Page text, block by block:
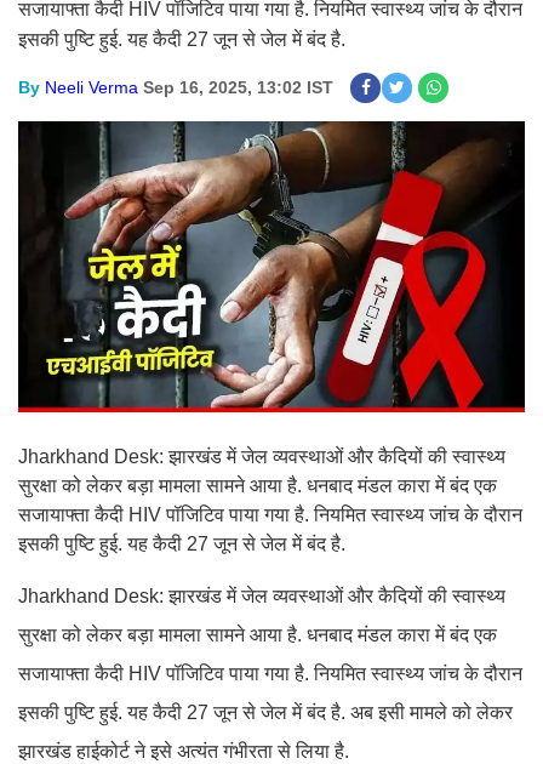
सजायाफ्ता कैदी HIV पॉजिटिव पाया गया है. नियमित स्वास्थ्य जांच के दौरान
इसकी पुष्टि हुई. यह कैदी 27 जून से जेल में बंद है.
By Neeli Verma Sep 16, 2025, 13:02 IST
Jharkhand Desk: झारखंड में जेल व्यवस्थाओं और कैदियों की स्वास्थ्य
सुरक्षा को लेकर बड़ा मामला सामने आया है. धनबाद मंडल कारा में बंद एक
सजायाफ्ता कैदी HIV पॉजिटिव पाया गया है. नियमित स्वास्थ्य जांच के दौरान
इसकी पुष्टि हुई. यह कैदी 27 जून से जेल में बंद है.
Jharkhand Desk: झारखंड में जेल व्यवस्थाओं और कैदियों की स्वास्थ्य
सुरक्षा को लेकर बड़ा मामला सामने आया है. धनबाद मंडल कारा में बंद एक
सजायाफ्ता कैदी HIV पॉजिटिव पाया गया है. नियमित स्वास्थ्य जांच के दौरान
इसकी पुष्टि हुई. यह कैदी 27 जून से जेल में बंद है. अब इसी मामले को लेकर
झारखंड हाईकोर्ट ने इसे अत्यंत गंभीरता से लिया है.